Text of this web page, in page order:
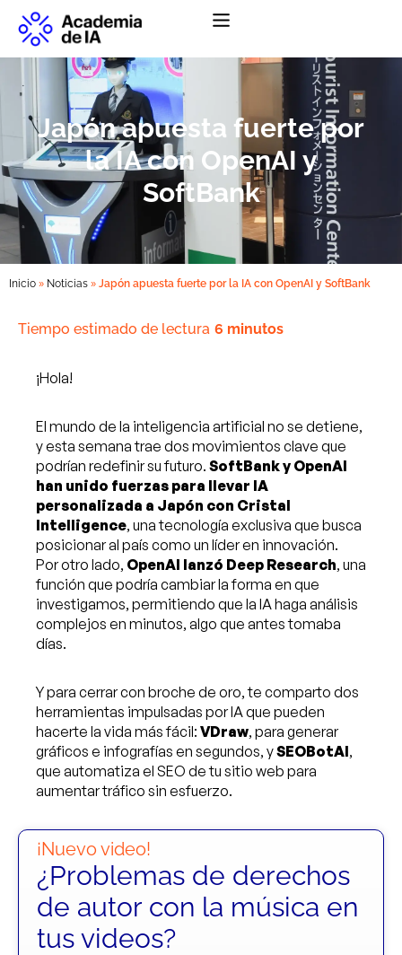
Japón apuesta fuerte por
la IA con OpenAI y
SoftBank
Inicio » Noticias » Japón apuesta fuerte por la IA con OpenAI y SoftBank
Tiempo estimado de lectura 6 minutos
¡Hola!
El mundo de la inteligencia artificial no se detiene,
y esta semana trae dos movimientos clave que
podrían redefinir su futuro. SoftBank y OpenAI
han unido fuerzas para llevar IA
personalizada a Japón con Cristal
Intelligence, una tecnología exclusiva que busca
posicionar al país como un líder en innovación.
Por otro lado, OpenAI lanzó Deep Research, una
función que podría cambiar la forma en que
investigamos, permitiendo que la IA haga análisis
complejos en minutos, algo que antes tomaba
días.
Y para cerrar con broche de oro, te comparto dos
herramientas impulsadas por IA que pueden
hacerte la vida más fácil: VDraw, para generar
gráficos e infografías en segundos, ySEOBotAI,
que automatiza el SEO de tu sitio web para
aumentar tráfico sin esfuerzo.
¡Nuevo video!
¿Problemas de derechos
de autor con la música en
tus videos?